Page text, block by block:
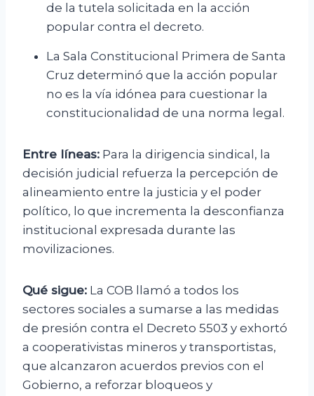
de la tutela solicitada en la acción
popular contra el decreto.
La Sala Constitucional Primera de Santa
Cruz determinó que la acción popular
no es la vía idónea para cuestionar la
constitucionalidad de una norma legal.
Entre líneas: Para la dirigencia sindical, la
decisión judicial refuerza la percepción de
alineamiento entre la justicia y el poder
político, lo que incrementa la desconfianza
institucional expresada durante las
movilizaciones.
Qué sigue: La COB llamó a todos los
sectores sociales a sumarse a las medidas
de presión contra el Decreto 5503 y exhortó
a cooperativistas mineros y transportistas,
que alcanzaron acuerdos previos con el
Gobierno, a reforzar bloqueos y